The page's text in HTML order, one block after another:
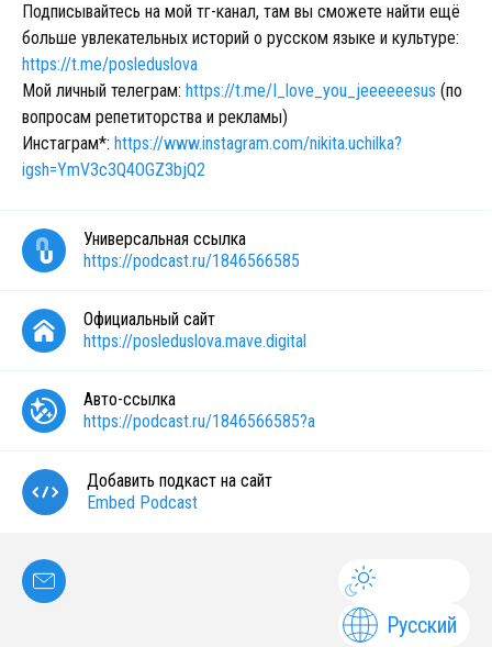
Подписывайтесь на мой тг-канал, там вы сможете найти ещё
больше увлекательных историй о русском языке и культуре:
https://t.me/posleduslova
Мой личный телеграм: https://t.me/I_love_you_jeeeeeesus (по
вопросам репетиторства и рекламы)
Инстаграм*: https://www.instagram.com/nikita.uchilka?
igsh=YmV3c3Q4OGZ3bjQ2
Универсальная ссылка
https://podcast.ru/1846566585
Официальный сайт
https://posleduslova.mave.digital
Авто-ссылка
https://podcast.ru/1846566585?a
Добавить подкаст на сайт
Embed Podcast
Русский